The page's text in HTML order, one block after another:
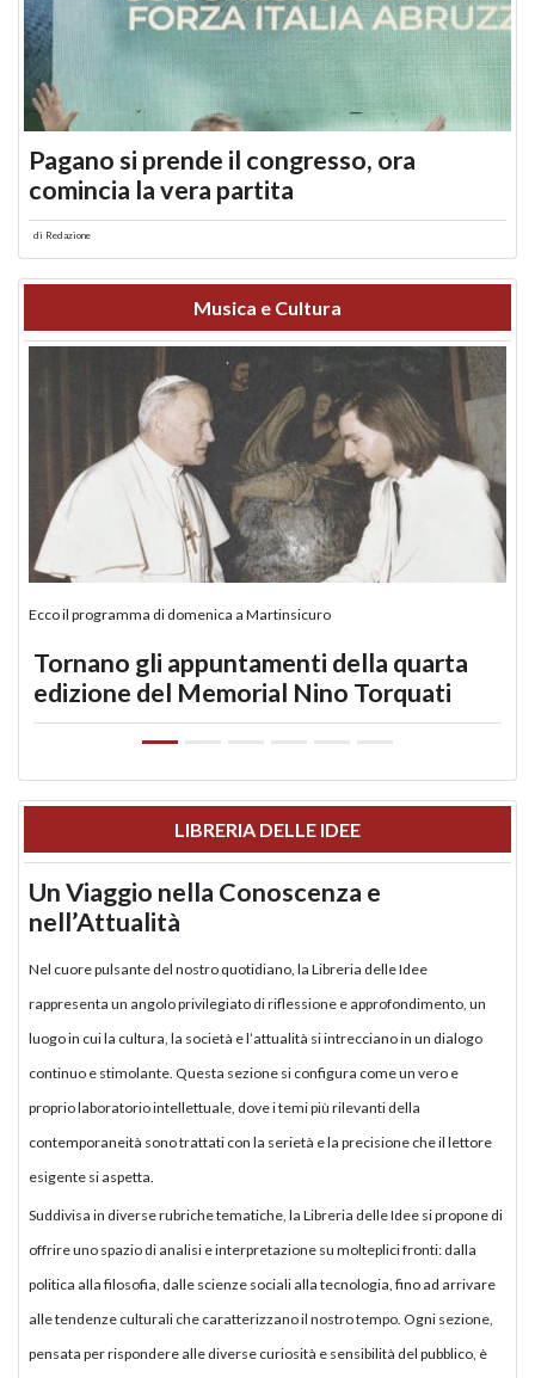
Pagano si prende il congresso, ora
comincia la vera partita
di Redazione
Musica e Cultura
Ecco il programma di domenica a Martinsicuro
Tornano gli appuntamenti della quarta
edizione del Memorial Nino Torquati
LIBRERIA DELLE IDEE
Un Viaggio nella Conoscenza e
nell’Attualità
Nel cuore pulsante del nostro quotidiano, la Libreria delle Idee
rappresenta un angolo privilegiato di riflessione e approfondimento, un
luogo in cui la cultura, la società e l’attualità si intrecciano in un dialogo
continuo e stimolante. Questa sezione si configura come un vero e
proprio laboratorio intellettuale, dove i temi più rilevanti della
contemporaneità sono trattati con la serietà e la precisione che il lettore
esigente si aspetta.
Suddivisa in diverse rubriche tematiche, la Libreria delle Idee si propone di
offrire uno spazio di analisi e interpretazione su molteplici fronti: dalla
politica alla filosofia, dalle scienze sociali alla tecnologia, fino ad arrivare
alle tendenze culturali che caratterizzano il nostro tempo. Ogni sezione,
pensata per rispondere alle diverse curiosità e sensibilità del pubblico, è